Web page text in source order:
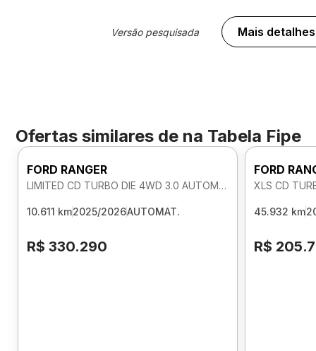
Versão pesquisada Mais detalhes
Ofertas similares de na Tabela Fipe
FORD RANGER
LIMITED CD TURBO DIE 4WD 3.0 AUTOMATICO
10.611 km2025/2026AUTOMAT.
R$ 330.290
FORD
XLS CD
45.932 km
R$